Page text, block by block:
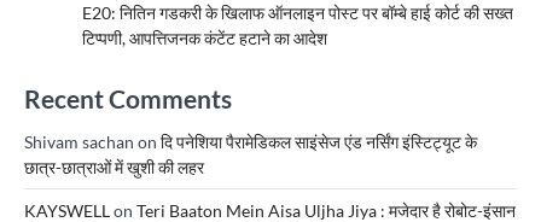
E20: नितिन गडकरी के खिलाफ ऑनलाइन पोस्ट पर बॉम्बे हाई कोर्ट की सख्त
टिप्पणी, आपत्तिजनक कंटेंट हटाने का आदेश
Recent Comments
Shivam sachan on दि पनेशिया पैरामेडिकल साइंसेज एंड नर्सिंग इंस्टिट्यूट के
छात्र-छात्राओं में खुशी की लहर
KAYSWELLon Teri Baaton Mein Aisa Uljha Jiya : मजेदार है रोबोट-इंसान